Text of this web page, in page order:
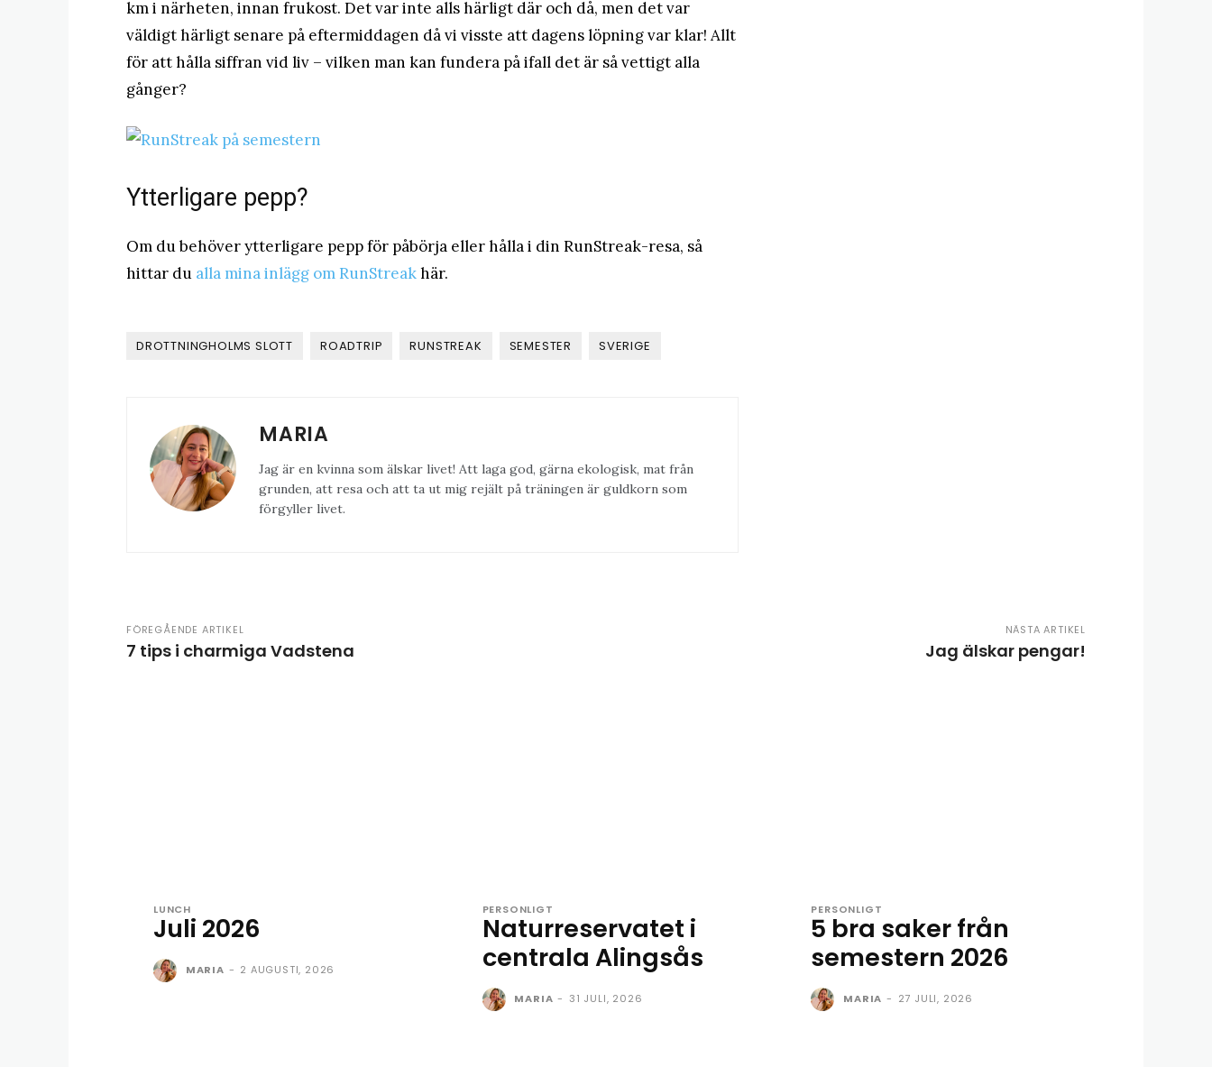
km i närheten, innan frukost. Det var inte alls härligt där och då, men det var
väldigt härligt senare på eftermiddagen då vi visste att dagens löpning var klar! Allt
för att hålla siffran vid liv – vilken man kan fundera på ifall det är så vettigt alla
gånger?
Ytterligare pepp?
Om du behöver ytterligare pepp för påbörja eller hålla i din RunStreak-resa, så
hittar du alla mina inlägg om RunStreakhär.
DROTTNINGHOLMS SLOTT ROADTRIP RUNSTREAK SEMESTER SVERIGE
MARIA
Jag är en kvinna som älskar livet! Att laga god, gärna ekologisk, mat från
grunden, att resa och att ta ut mig rejält på träningen är guldkorn som
förgyller livet.
FÖREGÅENDE ARTIKEL
7 tips i charmiga Vadstena
NÄSTA ARTIKEL
Jag älskar pengar!
LUNCH
Juli 2026
MARIA - 2 AUGUSTI, 2026
PERSONLIGT
Naturreservatet i
centrala Alingsås
MARIA - 31 JULI, 2026
PERSONLIGT
5 bra saker från
semestern 2026
MARIA - 27 JULI, 2026